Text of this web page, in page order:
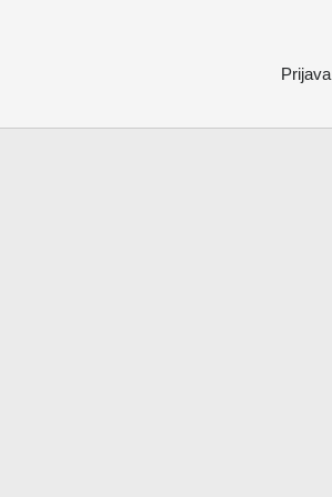
Prijava